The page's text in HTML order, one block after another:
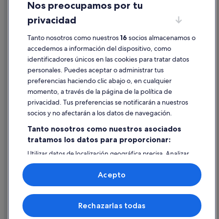
Condiciones de uso
Información legal/contacto
Pautas sobre el contenido y cómo denunciar contenido
Ayuda
Cancelar un vuelo
Cancelar una reserva de hotel o de un alquiler vacacional
Utilizar un cupón de Expedia
Documentos para viajes internacionales
© 2026 Expedia, Inc., una empresa de Expedia Group. Todos los
derechos reservados. Expedia y el logotipo de Expedia son marcas
comerciales o marcas comerciales registradas de Expedia, Inc.
Nos preocupamos por tu
privacidad
Tanto nosotros como nuestros16 socios almacenamos o
accedemos a información del dispositivo, como
identificadores únicos en las cookies para tratar datos
personales. Puedes aceptar o administrar tus
preferencias haciendo clic abajo o, en cualquier
momento, a través de la página de la política de
privacidad. Tus preferencias se notificarán a nuestros
socios y no afectarán a los datos de navegación.
Tanto nosotros como nuestros asociados
tratamos los datos para proporcionar:
Utilizar datos de localización geográfica precisa. Analizar
activamente las características del dispositivo para su
identificación. Almacenar la información en un dispositivo
y/o acceder a ella. Publicidad y contenido personalizados,
medición de publicidad y contenido, investigación de
audiencia y desarrollo de servicios.
Lista de asociados (proveedores)
Rechazarlas todas
Acepto